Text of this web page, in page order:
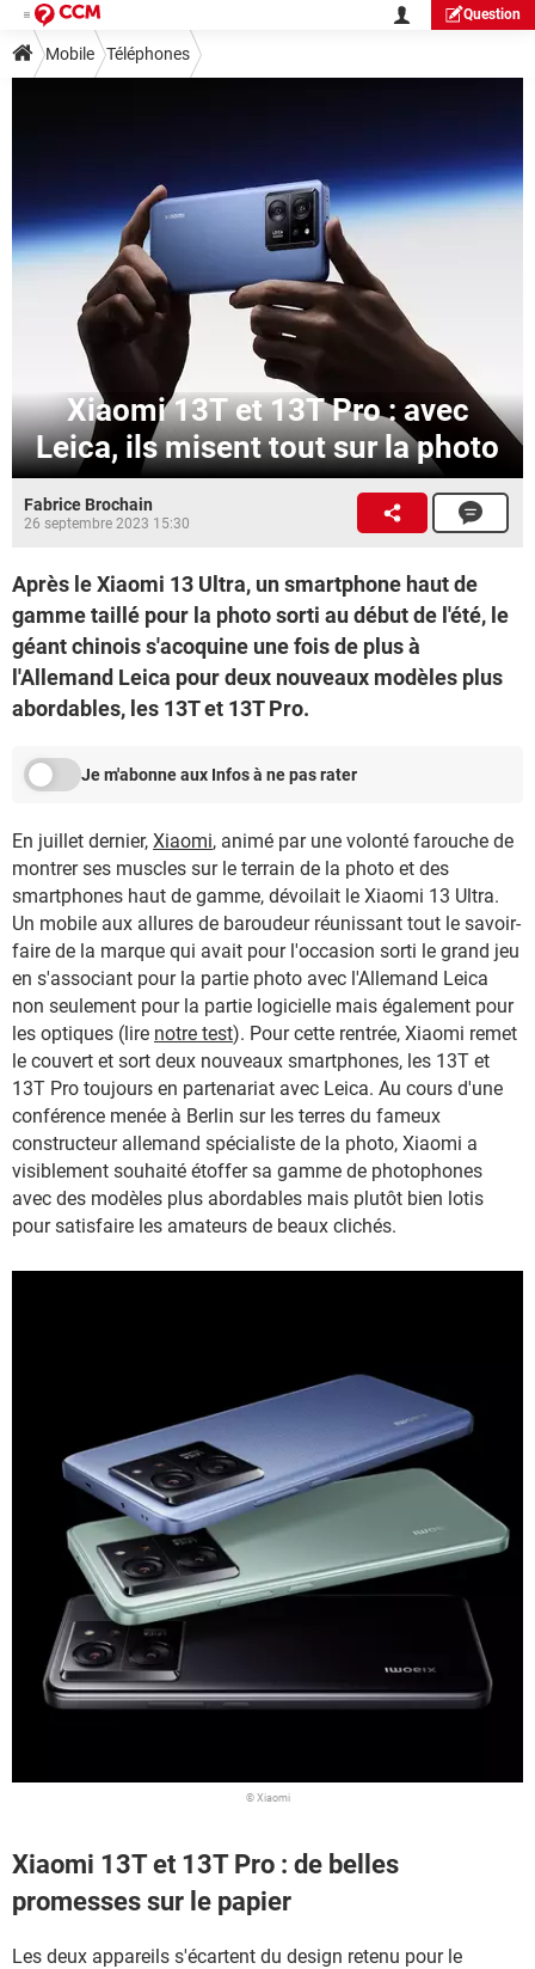
Question
Mobile Téléphones
Xiaomi 13T et 13T Pro : avec
Leica, ils misent tout sur la photo
Fabrice Brochain
26 septembre 2023 15:30
Après le Xiaomi 13 Ultra, un smartphone haut de
gamme taillé pour la photo sorti au début de l'été, le
géant chinois s'acoquine une fois de plus à
l'Allemand Leica pour deux nouveaux modèles plus
abordables, les 13T et 13T Pro.
Je m'abonne aux Infos à ne pas rater
En juillet dernier, Xiaomi, animé par une volonté farouche de
montrer ses muscles sur le terrain de la photo et des
smartphones haut de gamme, dévoilait le Xiaomi 13 Ultra.
Un mobile aux allures de baroudeur réunissant tout le savoir-
faire de la marque qui avait pour l'occasion sorti le grand jeu
en s'associant pour la partie photo avec l'Allemand Leica
non seulement pour la partie logicielle mais également pour
les optiques (lire notre test). Pour cette rentrée, Xiaomi remet
le couvert et sort deux nouveaux smartphones, les 13T et
13T Pro toujours en partenariat avec Leica. Au cours d'une
conférence menée à Berlin sur les terres du fameux
constructeur allemand spécialiste de la photo, Xiaomi a
visiblement souhaité étoffer sa gamme de photophones
avec des modèles plus abordables mais plutôt bien lotis
pour satisfaire les amateurs de beaux clichés.
© Xiaomi
Xiaomi 13T et 13T Pro : de belles
promesses sur le papier
Les deux appareils s'écartent du design retenu pour le